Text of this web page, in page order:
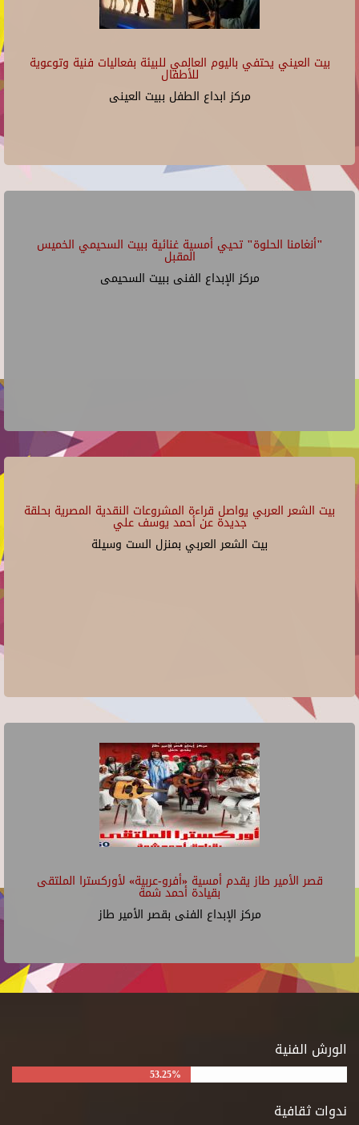
بيت العيني يحتفي باليوم العالمي للبيئة بفعاليات فنية وتوعوية
للأطفال
مركز ابداع الطفل ببيت العينى
"أنغامنا الحلوة" تحيي أمسية غنائية ببيت السحيمي الخميس
المقبل
مركز الإبداع الفنى ببيت السحيمى
بيت الشعر العربي يواصل قراءة المشروعات النقدية المصرية بحلقة
جديدة عن أحمد يوسف علي
بيت الشعر العربي بمنزل الست وسيلة
قصر الأمير طاز يقدم أمسية «أفرو-عربية» لأوركسترا الملتقى
بقيادة أحمد شمة
مركز الإبداع الفنى بقصر الأمير طاز
الورش الفنية
53.25%
ندوات ثقافية